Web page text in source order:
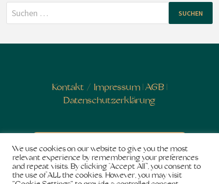
Suchen
nach:
Kontakt / Impressum| AGB|
Datenschutzerklärung
Newsletter abonnieren
We use cookies on our website to give you the most
relevant experience by remembering your preferences
and repeat visits. By clicking “Accept All”, you consent to
the use of ALL the cookies. However, you may visit